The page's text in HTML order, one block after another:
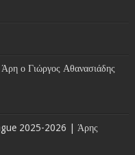
ο Γιώργος Αθανασιάδης
2025-2026 | Άρης